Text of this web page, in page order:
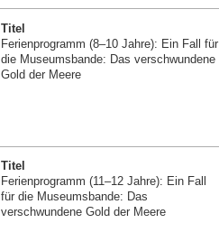
Titel
Ferienprogramm (8–10 Jahre): Ein Fall für
die Museumsbande: Das verschwundene
Gold der Meere
Titel
Ferienprogramm (11–12 Jahre): Ein Fall
für die Museumsbande: Das
verschwundene Gold der Meere